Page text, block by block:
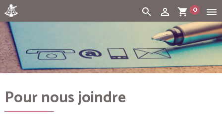
dehaze
shopping_cart 0
person_outline
search
Cart:
Pour nous joindre